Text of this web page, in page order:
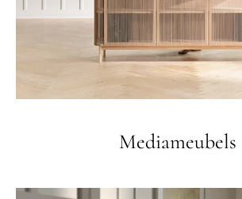
Mediameubels